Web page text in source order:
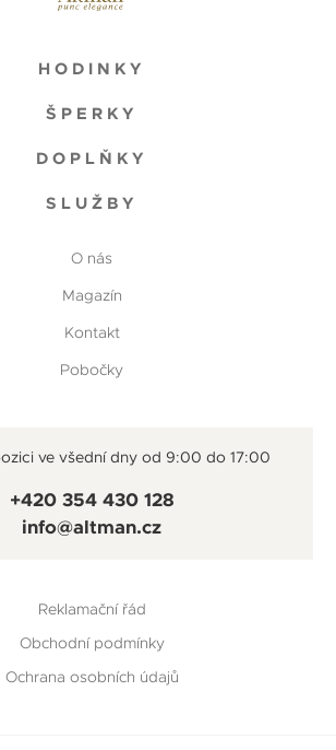
HODINKY
ŠPERKY
DOPLŇKY
SLUŽBY
O nás
Magazín
Kontakt
Pobočky
ve všední dny od 9:00 do 17:00
+420 354 430 128
info@altman.cz
Reklamační řád
Obchodní podmínky
Ochrana osobních údajů